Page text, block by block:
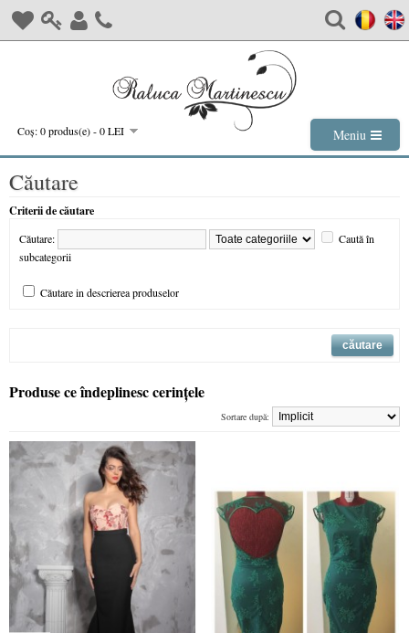
Coş: 0 produs(e) - 0 LEI Meniu
Căutare
Criterii de căutare
Căutare:
Caută în
subcategorii
Căutare in descrierea produselor
Produse ce îndeplinesc cerinţele
Sortare după: